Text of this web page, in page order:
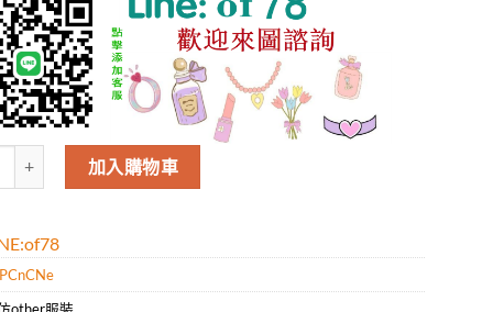
曼Balmain男款新款時尚休閑短袖T恤.好質量是您的需求好品味是您該
加入購物車
other服裝